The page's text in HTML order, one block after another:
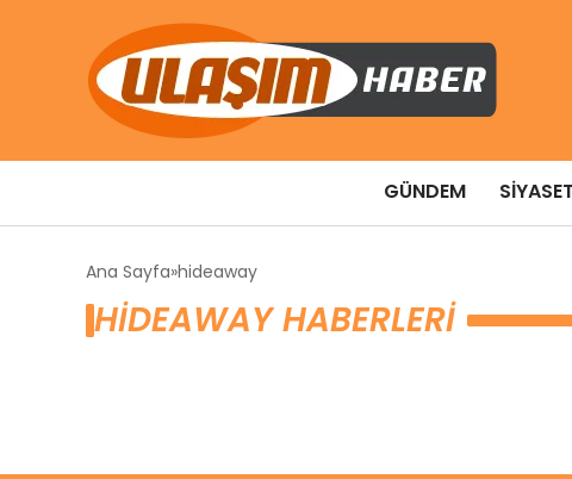
GÜNDEM SIYASET
Ana Sayfa hideaway
HIDEAWAY HABERLERI